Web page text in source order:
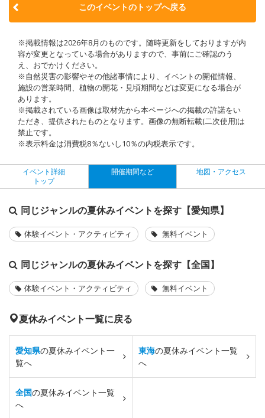
このイベントのトップへ戻る
※掲載情報は2026年8月のものです。随時更新をしておりますが内
容が変更となっている場合がありますので、事前にご確認のう
え、おでかけください。
※自然災害の影響やその他諸事情により、イベントの開催情報、
施設の営業時間、植物の開花・見頃期間などは変更になる場合が
あります。
※掲載されている画像は取材先から本ページへの掲載の許諾をい
ただき、提供されたものとなります。画像の無断転載(二次使用)は
禁止です。
※表示料金は消費税8％ないし10％の内税表示です。
イベント詳細
トップ
開催期間など 地図・アクセス
同じジャンルの夏休みイベントを探す【愛知県】
体験イベント・アクティビティ 無料イベント
同じジャンルの夏休みイベントを探す【全国】
体験イベント・アクティビティ 無料イベント
夏休みイベント一覧に戻る
愛知県の夏休みイベント一
覧へ
東海の夏休みイベント一覧
へ
全国の夏休みイベント一覧
へ